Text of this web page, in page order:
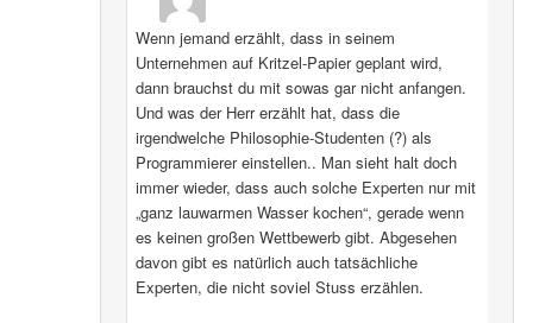
Wenn jemand erzählt, dass in seinem
Unternehmen auf Kritzel-Papier geplant wird,
dann brauchst du mit sowas gar nicht anfangen.
Und was der Herr erzählt hat, dass die
irgendwelche Philosophie-Studenten (?) als
Programmierer einstellen.. Man sieht halt doch
immer wieder, dass auch solche Experten nur mit
„ganz lauwarmen Wasser kochen“, gerade wenn
es keinen großen Wettbewerb gibt. Abgesehen
davon gibt es natürlich auch tatsächliche
Experten, die nicht soviel Stuss erzählen.